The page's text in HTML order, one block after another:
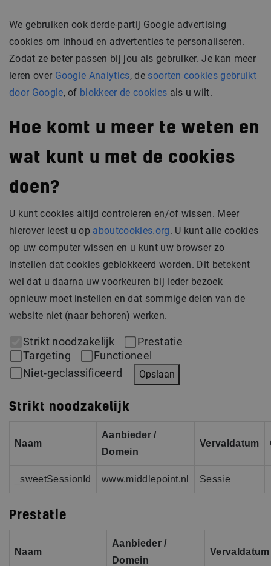
We gebruiken ook derde-partij Google advertising
cookies om inhoud en advertenties te personaliseren.
Zodat ze beter passen bij jou als gebruiker. Je kan meer
leren over Google Analytics, de soorten cookies gebruikt
door Google, of blokkeer de cookies als u wilt.
Hoe komt u meer te weten en
wat kunt u met de cookies
doen?
U kunt cookies altijd controleren en/of wissen. Meer
hierover leest u op aboutcookies.org. U kunt alle cookies
op uw computer wissen en u kunt uw browser zo
instellen dat cookies geblokkeerd worden. Dit betekent
wel dat u daarna uw voorkeuren bij ieder bezoek
opnieuw moet instellen en dat sommige delen van de
website niet (naar behoren) werken.
Strikt noodzakelijk
Prestatie
Targeting
Functioneel
Niet-geclassificeerd
Opslaan
Strikt noodzakelijk
Naam
Aanbieder /
Domein
Vervaldatum
_sweetSessionId www.middlepoint.nl Sessie
Prestatie
Naam
Aanbieder /
Domein
Vervaldatum